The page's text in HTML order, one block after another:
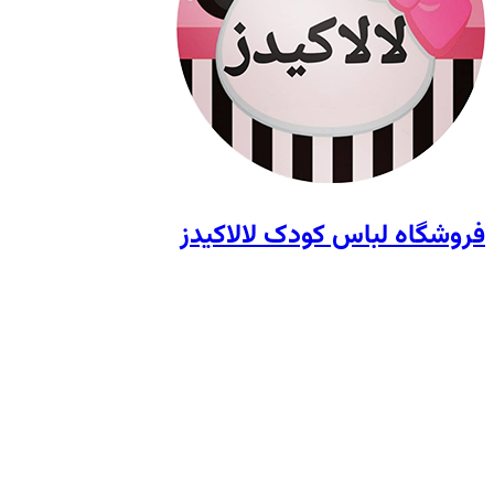
فروشگاه لباس کودک لالاکیدز